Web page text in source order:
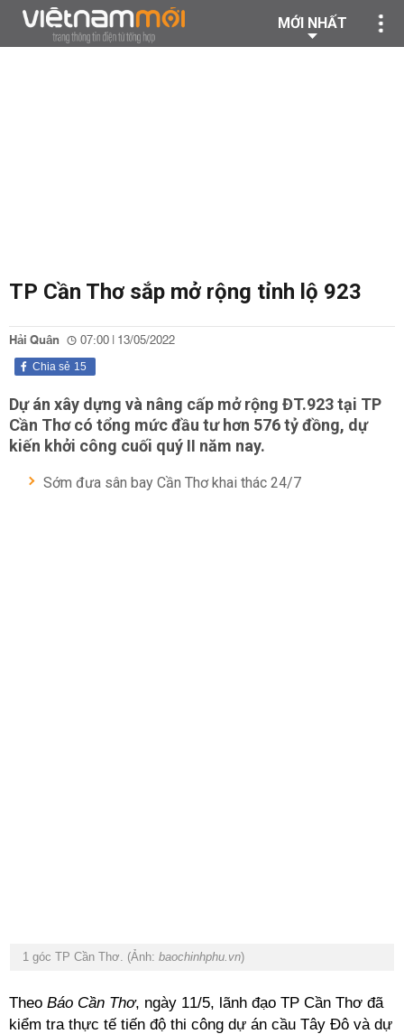
MỚI NHẤT
TP Cần Thơ sắp mở rộng tỉnh lộ 923
Hải Quân 07:00 | 13/05/2022
15
Chia sẻ
Dự án xây dựng và nâng cấp mở rộng ĐT.923 tại TP
Cần Thơ có tổng mức đầu tư hơn 576 tỷ đồng, dự
kiến khởi công cuối quý II năm nay.
Sớm đưa sân bay Cần Thơ khai thác 24/7
1 góc TP Cần Thơ. (Ảnh: baochinhphu.vn)
Theo Báo Cần Thơ, ngày 11/5, lãnh đạo TP Cần Thơ đã
kiểm tra thực tế tiến độ thi công dự án cầu Tây Ðô và dự